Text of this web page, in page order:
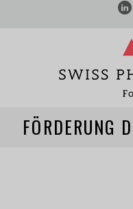
FÖRDERUNG